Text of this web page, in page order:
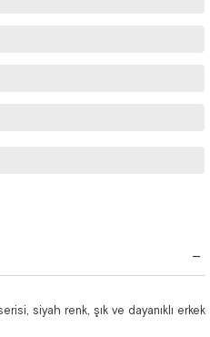
siyah renk, şık ve dayanıklı erkek